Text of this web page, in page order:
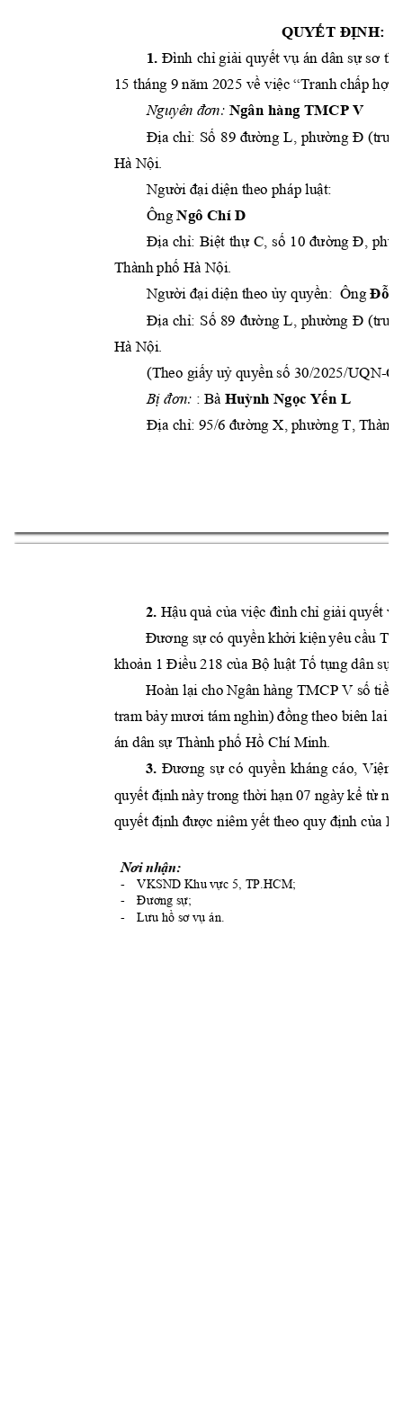
QUYẾT ĐỊNH:
1. Đình chỉ giải quyết vụ án dân sự sơ
15 tháng 9 năm 2025 về việc “Tranh chấp hợp
Nguyên đơn: Ngân hàng TMCP V
Địa chỉ: Số 89 đường L, phường Đ (trướ
Hà Nội
Người đại diện theo pháp luật:
Ông Ngô Chí D
Địa chỉ: Biệt thự C, số 10 đường Đ,
Thành phố Hà Nội.
Người đại diện theo ủy quyền: Ông Đỗ
Địa chỉ: Số 89 đường L, phường Đ (trướ
Hà Nội
(Theo giấy uỷ quyền số 30/2025/UQN-
Bị đơn: : Bà Huỳnh Ngọc Yến L
Địa chỉ: 95/6 đường X, phường T, Thành
2. Hậu quả của việc đình chỉ giải quyết
Đương sự có quyền khởi kiện yêu cầu
khoản 1 Điều 218 của Bộ luật Tố tụng dân sự.
Hoàn lại cho Ngân hàng TMCP V số tiền
tram bảy mươi tám nghìn) đồng theo biên lai
án dân sự Thành phố Hồ Chí Minh.
3. Đương sự có quyền kháng cáo, Viện
quyết định này trong thời hạn 07 ngày kể từ
quyết định được niêm yết theo quy định của
Nơi nhận:
- VKSND Khu vực 5, TP.HCM;
-
Đương sự;
-
Lưu hồ sơ vụ án.